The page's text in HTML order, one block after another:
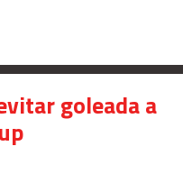
FM
goleada a